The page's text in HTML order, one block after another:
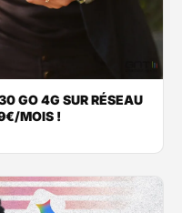
GO 4G SUR RÉSEAU
MOIS !